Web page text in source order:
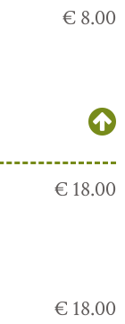
€ 8.00
€ 18.00
€ 18.00